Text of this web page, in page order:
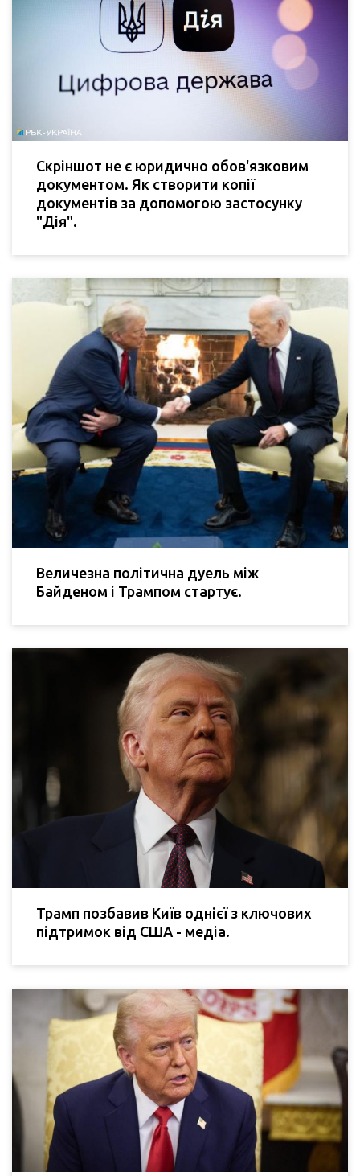
Скріншот не є юридично обов'язковим
документом. Як створити копії
документів за допомогою застосунку
"Дія".
Величезна політична дуель між
Байденом і Трампом стартує.
Трамп позбавив Київ однієї з ключових
підтримок від США - медіа.